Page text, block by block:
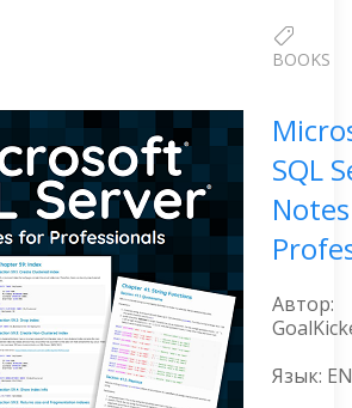
BOOKS
SQL
Автор:
Язык: EN